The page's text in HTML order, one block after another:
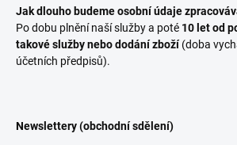
Jak dlouho budeme osobní údaje
Po dobu plnění naší služby a poté 10 let od
takové služby nebo dodání zboží(doba
účetních předpisů).
Newslettery (obchodní sdělení)